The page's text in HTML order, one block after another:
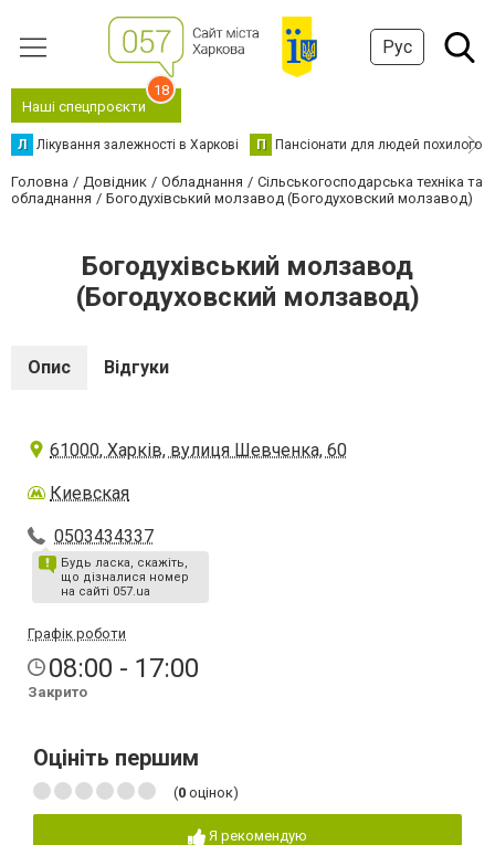
Рус
Наші спецпроєкти
18
Л Лікування залежності в Харкові П Пансіонати для людей похилого
Головна Довідник Обладнання
Сільськогосподарська техніка та
обладнання
Богодухівський молзавод (Богодуховский молзавод)
Богодухівський молзавод
(Богодуховский молзавод)
Опис Відгуки
61000, Харків, вулиця Шевченка, 60
Киевская
0503434337
Будь ласка, скажіть,
що дізналися номер
на сайті 057.ua
Графік роботи
08:00 - 17:00
Закрито
Оцініть першим
(0 оцінок)
Я рекомендую